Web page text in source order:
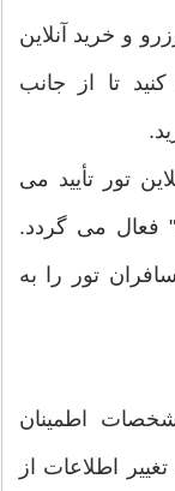
و خرید آنلاین
تا از جانب
تور تأیید می
فعال می گردد.
تور را به
اطمینان
اطلاعات از